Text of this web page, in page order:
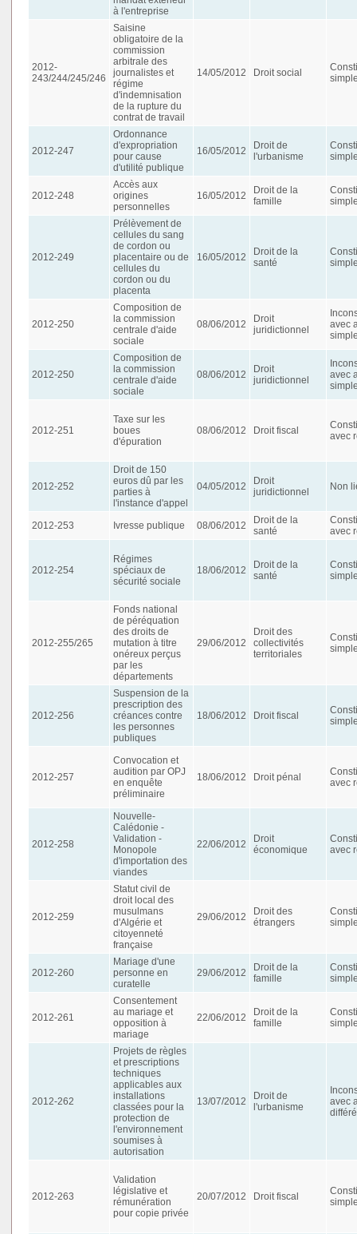
à l'entreprise
2012-
243/244/245/246
Saisine
obligatoire de la
commission
arbitrale des
journalistes et
régime
d'indemnisation
de la rupture du
contrat de travail
14/05/2012 Droit social
2012-247
Ordonnance
d'expropriation
pour cause
d'utilité publique
16/05/2012
Droit de
l'urbanisme
2012-248
Accès aux
origines
personnelles
16/05/2012
Droit de la
famille
2012-249
Prélèvement de
cellules du sang
de cordon ou
placentaire ou de
cellules du
cordon ou du
placenta
16/05/2012
Droit de la
santé
2012-250
Composition de
la commission
centrale d'aide
sociale
08/06/2012
Droit
juridictionnel
avec
2012-250
Composition de
la commission
centrale d'aide
sociale
08/06/2012
Droit
juridictionnel
avec
2012-251
Taxe sur les
boues
d'épuration
08/06/2012 Droit fiscal
avec
2012-252
Droit de 150
euros dû par les
parties à
l'instance d'appel
04/05/2012
Droit
juridictionnel
Non
2012-253 Ivresse publique 08/06/2012
Droit de la
santé
avec
2012-254
Régimes
spéciaux de
sécurité sociale
18/06/2012
Droit de la
santé
2012-255/265
Fonds national
de péréquation
des droits de
mutation à titre
onéreux perçus
par les
départements
29/06/2012
Droit des
collectivités
territoriales
2012-256
Suspension de la
prescription des
créances contre
les personnes
publiques
18/06/2012 Droit fiscal
2012-257
Convocation et
audition par OPJ
en enquête
préliminaire
18/06/2012 Droit pénal
avec
2012-258
Nouvelle-
Calédonie -
Validation -
Monopole
d'importation des
viandes
22/06/2012
Droit
économique
avec
2012-259
Statut civil de
droit local des
musulmans
d'Algérie et
citoyenneté
française
29/06/2012
Droit des
étrangers
2012-260
Mariage d'une
personne en
curatelle
29/06/2012
Droit de la
famille
2012-261
Consentement
au mariage et
opposition à
mariage
22/06/2012
Droit de la
famille
2012-262
Projets de règles
et prescriptions
techniques
applicables aux
installations
classées pour la
protection de
l'environnement
soumises à
autorisation
13/07/2012
Droit de
l'urbanisme
avec
2012-263
Validation
législative et
rémunération
pour copie privée
20/07/2012 Droit fiscal